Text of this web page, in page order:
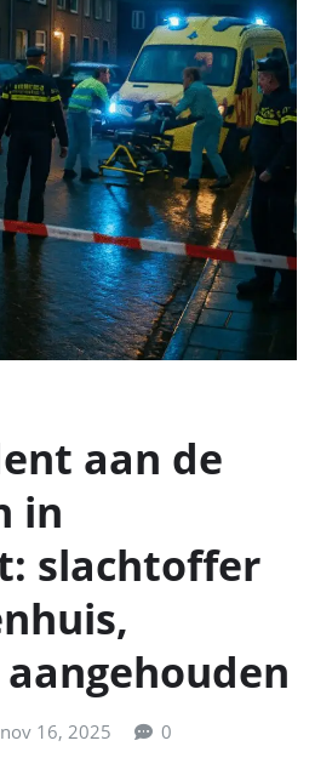
aan de
in
slachtoffer
nov 16, 2025 0